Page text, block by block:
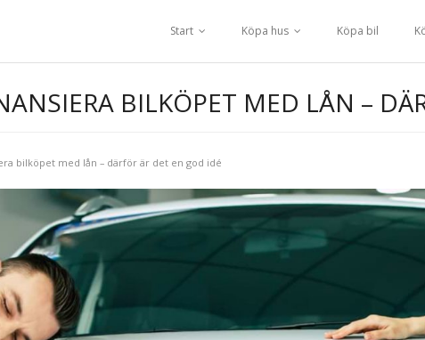
Start Köpa hus Köpa bil
BILKÖPET MED LÅN –
bilköpet med lån – därför är det en god idé